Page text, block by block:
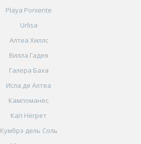
Playa Poniente
Urlisa
Алтеа Хиллс
Вилла Гадея
Галера Баха
Исла де Алтеа
Кампоманес
Кап Негрет
Кумбрэ дель Соль